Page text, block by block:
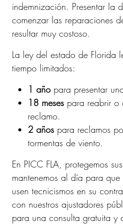
indemnización. Presentar la
comenzar las reparaciones
resultar muy costoso.
La ley del estado de Florida
tiempo limitados:
1 año para presentar
18 meses para reabrir o
reclamo.
2 años para reclamos
tormentas de viento.
En PICC FLA, protegemos
mantenemos al día para
usen tecnicismos en su
con nuestros ajustadores
para una consulta gratuita y